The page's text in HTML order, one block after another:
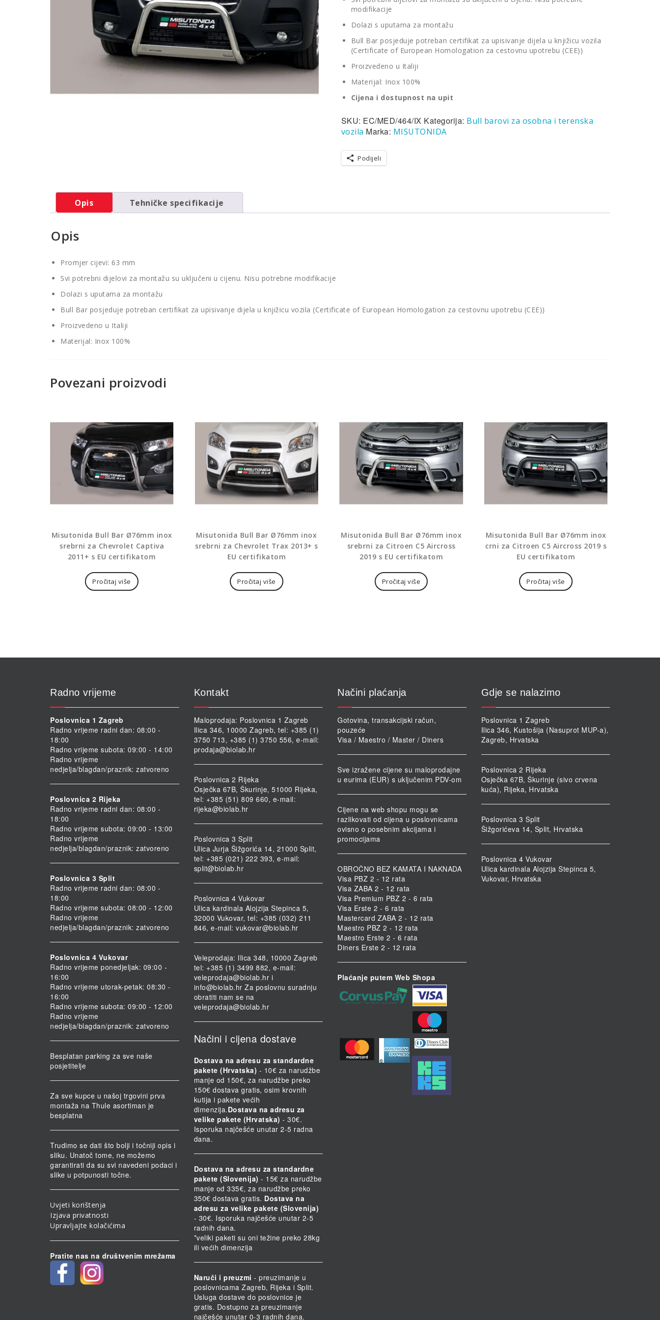
modifikacije
Dolazi s uputama za montažu
Bull Bar posjeduje potreban certifikat za upisivanje dijela u knjižicu vozila
(Certificate of European Homologation za cestovnu upotrebu (CEE))
Proizvedeno u Italiji
Materijal: Inox 100%
Cijena i dostupnost na upit
SKU: EC/MED/464/IX Kategorija: Bull barovi za osobna i terenska
vozila Marka: MISUTONIDA
Podijeli
Opis Tehničke specifikacije
Opis
Promjer cijevi: 63 mm
Svi potrebni dijelovi za montažu su uključeni u cijenu. Nisu potrebne modifikacije
Dolazi s uputama za montažu
Bull Bar posjeduje potreban certifikat za upisivanje dijela u knjižicu vozila (Certificate of European Homologation za cestovnu upotrebu (CEE))
Proizvedeno u Italiji
Materijal: Inox 100%
Povezani proizvodi
Misutonida Bull Bar Ø76mm inox
srebrni za Chevrolet Captiva
2011+ s EU certifikatom
Pročitaj više
Misutonida Bull Bar Ø76mm inox
srebrni za Chevrolet Trax 2013+ s
EU certifikatom
Pročitaj više
Misutonida Bull Bar Ø76mm inox
srebrni za Citroen C5 Aircross
2019 s EU certifikatom
Pročitaj više
Misutonida Bull Bar Ø76mm inox
crni za Citroen C5 Aircross 2019 s
EU certifikatom
Pročitaj više
Radno vrijeme
Poslovnica 1 Zagreb
Radno vrijeme radni dan: 08:00 -
18:00
Radno vrijeme subota: 09:00 - 14:00
Radno vrijeme
nedjelja/blagdan/praznik: zatvoreno
Poslovnica 2 Rijeka
Radno vrijeme radni dan: 08:00 -
18:00
Radno vrijeme subota: 09:00 - 13:00
Radno vrijeme
nedjelja/blagdan/praznik: zatvoreno
Poslovnica 3 Split
Radno vrijeme radni dan: 08:00 -
18:00
Radno vrijeme subota: 08:00 - 12:00
Radno vrijeme
nedjelja/blagdan/praznik: zatvoreno
Poslovnica 4 Vukovar
Radno vrijeme ponedjeljak: 09:00 -
16:00
Radno vrijeme utorak-petak: 08:30 -
16:00
Radno vrijeme subota: 09:00 - 12:00
Radno vrijeme
nedjelja/blagdan/praznik: zatvoreno
Besplatan parking za sve naše
posjetitelje
Za sve kupce u našoj trgovini prva
montaža na Thule asortiman je
besplatna
Trudimo se dati što bolji i točniji opis i
sliku. Unatoč tome, ne možemo
garantirati da su svi navedeni podaci i
slike u potpunosti točne.
Uvjeti korištenja
Izjava privatnosti
Upravljajte kolačićima
Pratite nas na društvenim mrežama
Kontakt
Maloprodaja: Poslovnica 1 Zagreb
Ilica 346, 10000 Zagreb, tel: +385 (1)
3750 713, +385 (1) 3750 556, e-mail:
prodaja@biolab.hr
Poslovnica 2 Rijeka
Osječka 67B, Škurinje, 51000 Rijeka,
tel: +385 (51) 809 660, e-mail:
rijeka@biolab.hr
Poslovnica 3 Split
Ulica Jurja Šižgorića 14, 21000 Split,
tel: +385 (021) 222 393, e-mail:
split@biolab.hr
Poslovnica 4 Vukovar
Ulica kardinala Alojzija Stepinca 5,
32000 Vukovar, tel: +385 (032) 211
846, e-mail: vukovar@biolab.hr
Veleprodaja: Ilica 348, 10000 Zagreb
tel: +385 (1) 3499 882, e-mail:
veleprodaja@biolab.hr i
info@biolab.hr Za poslovnu suradnju
obratiti nam se na
veleprodaja@biolab.hr
Načini i cijena dostave
Dostava na adresu za standardne
pakete (Hrvatska) - 10€ za narudžbe
manje od 150€, za narudžbe preko
150€ dostava gratis, osim krovnih
kutija i pakete većih
dimenzija.Dostava na adresu za
velike pakete (Hrvatska) - 30€.
Isporuka najčešće unutar 2-5 radna
dana.
Dostava na adresu za standardne
pakete (Slovenija) - 15€ za narudžbe
manje od 335€, za narudžbe preko
350€ dostava gratis. Dostava na
adresu za velike pakete (Slovenija)
- 30€. Isporuka najčešće unutar 2-5
radnih dana.
*veliki paketi su oni težine preko 28kg
ili većih dimenzija
Naruči i preuzmi - preuzimanje u
poslovnicama Zagreb, Rijeka i Split.
Usluga dostave do poslovnice je
gratis. Dostupno za preuzimanje
najčešće unutar 0-3 radnih dana.
Načini plaćanja
Gotovina, transakcijski račun,
pouzeće
Visa / Maestro / Master / Diners
Sve izražene cijene su maloprodajne
u eurima (EUR) s uključenim PDV-om
Cijene na web shopu mogu se
razlikovati od cijena u poslovnicama
ovisno o posebnim akcijama i
promocijama
OBROČNO BEZ KAMATA I NAKNADA
Visa PBZ 2 - 12 rata
Visa ZABA 2 - 12 rata
Visa Premium PBZ 2 - 6 rata
Visa Erste 2 - 6 rata
Mastercard ZABA 2 - 12 rata
Maestro PBZ 2 - 12 rata
Maestro Erste 2 - 6 rata
Diners Erste 2 - 12 rata
Plaćanje putem Web Shopa
Gdje se nalazimo
Poslovnica 1 Zagreb
Ilica 346, Kustošija (Nasuprot MUP-a),
Zagreb, Hrvatska
Poslovnica 2 Rijeka
Osječka 67B, Škurinje (sivo crvena
kuća), Rijeka, Hrvatska
Poslovnica 3 Split
Šižgorićeva 14, Split, Hrvatska
Poslovnica 4 Vukovar
Ulica kardinala Alojzija Stepinca 5,
Vukovar, Hrvatska